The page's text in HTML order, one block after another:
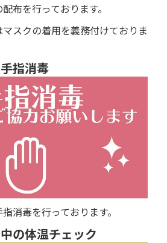
布を行っております。
スクの着用を義務付けておりま
指消毒
消毒を行っております。
の体温チェック